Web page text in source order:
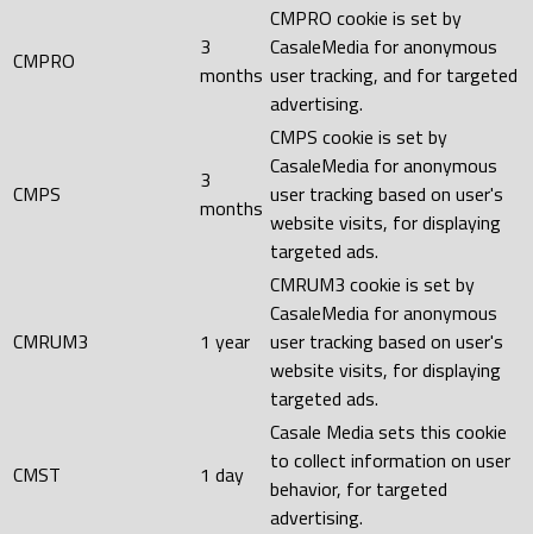
CMPRO
3
months
CMPRO cookie is set by
CasaleMedia for anonymous
user tracking, and for targeted
advertising.
CMPS
3
months
CMPS cookie is set by
CasaleMedia for anonymous
user tracking based on user's
website visits, for displaying
targeted ads.
CMRUM3 1 year
CMRUM3 cookie is set by
CasaleMedia for anonymous
user tracking based on user's
website visits, for displaying
targeted ads.
CMST 1 day
Casale Media sets this cookie
to collect information on user
behavior, for targeted
advertising.